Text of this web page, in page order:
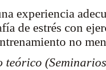
experiencia
de estrés con
no
teórico